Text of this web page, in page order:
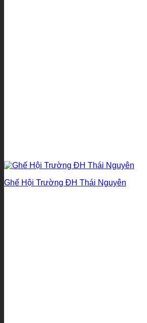
Ghế Hội Trường ĐH Thái Nguyên